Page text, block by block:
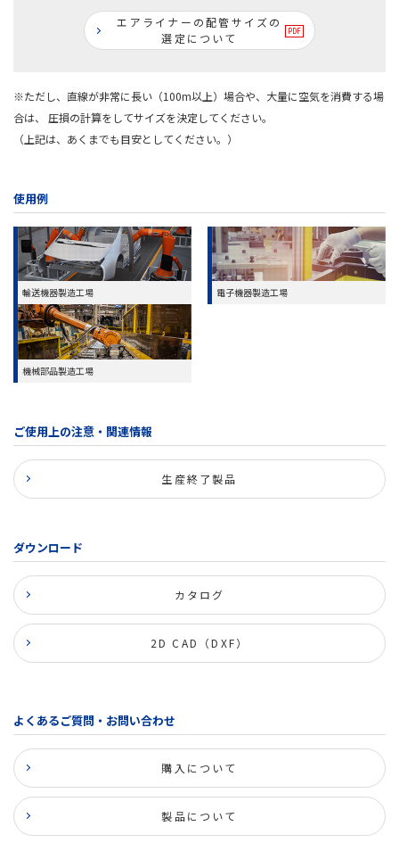
エアライナーの配管サイズの
選定について
※ただし、直線が非常に長い（100m以上）場合や、大量に空気を消費する場
合は、
圧損の計算をしてサイズを決定してください。
（上記は、あくまでも目安としてください。）
使用例
輸送機器製造工場 電子機器製造工場
機械部品製造工場
ご使用上の注意・関連情報
生産終了製品
ダウンロード
カタログ
2D CAD（DXF）
よくあるご質問・お問い合わせ
購入について
製品について